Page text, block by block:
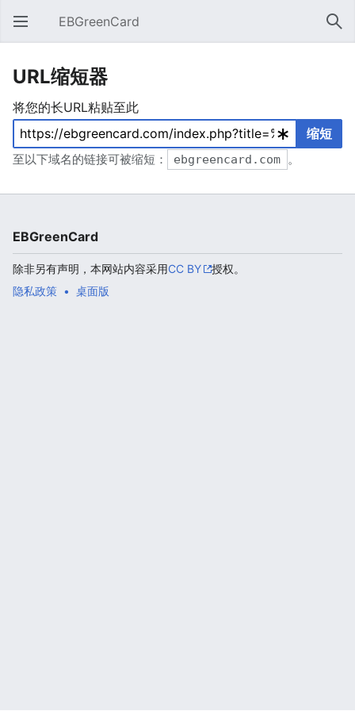
打开主菜单 EBGreenCard 搜索
URL缩短器
将您的长URL粘贴至此
缩短
至以下域名的链接可被缩短： ebgreencard.com 。
EBGreenCard
除非另有声明，本网站内容采用CC BY
授权。
隐私政策
桌面版